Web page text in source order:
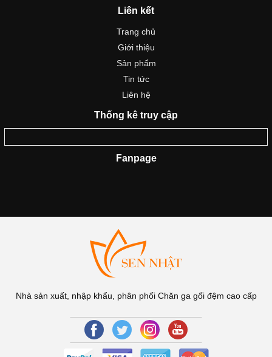
Liên kết
Trang chủ
Giới thiệu
Sản phẩm
Tin tức
Liên hệ
Thống kê truy cập
Fanpage
Nhà sản xuất, nhập khẩu, phân phối Chăn ga gối đệm cao cấp